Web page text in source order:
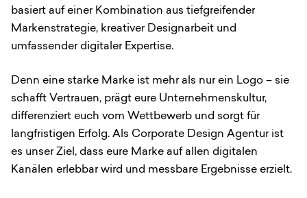
basiert auf einer Kombination aus tiefgreifender
Markenstrategie, kreativer Designarbeit und
umfassender digitaler Expertise.
Denn eine starke Marke ist mehr als nur ein Logo – sie
schafft Vertrauen, prägt eure Unternehmenskultur,
differenziert euch vom Wettbewerb und sorgt für
langfristigen Erfolg. Als Corporate Design Agentur ist
es unser Ziel, dass eure Marke auf allen digitalen
Kanälen erlebbar wird und messbare Ergebnisse erzielt.